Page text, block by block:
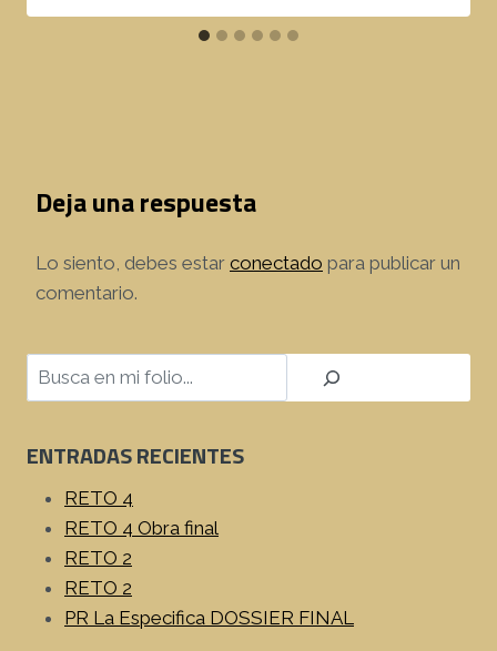
Deja una respuesta
Lo siento, debes estar conectado para publicar un
comentario.
Buscar
ENTRADAS RECIENTES
RETO 4
RETO 4 Obra final
RETO 2
RETO 2
PR La Especifica DOSSIER FINAL